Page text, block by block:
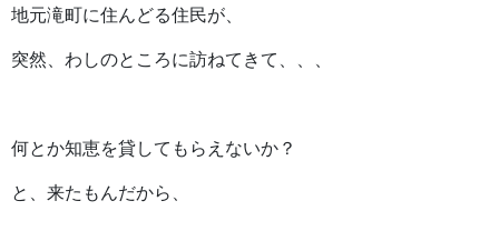
地元滝町に住んどる住民が、
突然、わしのところに訪ねてきて、、、
何とか知恵を貸してもらえないか？
と、来たもんだから、